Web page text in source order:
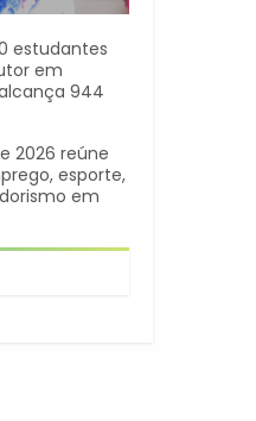
estudantes
em
944
2026 reúne
esporte,
em